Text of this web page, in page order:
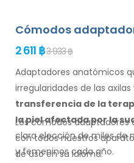
Cómodos
2 611 ฿3 933 ฿
Adaptadores anatómicos
irregularidades de las axilas
transferencia de la
la pielafectada por la
clara elección de miles de
y femeninos cada año.
Los cómodos adaptadores
contodosnuestros
deuso en su idioma.